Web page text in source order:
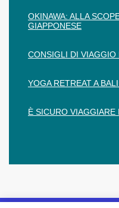
OKINAWA: ALLA
GIAPPONESE
CONSIGLI DI VIAGGIO
YOGA RETREAT A
È SICURO